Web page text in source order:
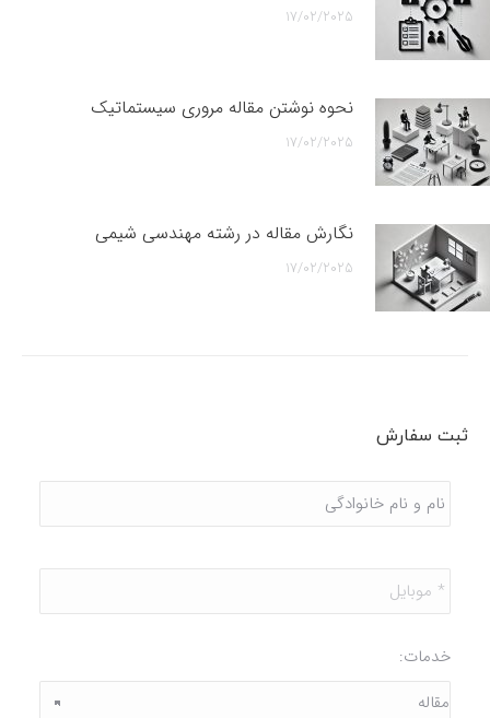
17/02/2025
نحوه نوشتن مقاله مروری سیستماتیک
17/02/2025
نگارش مقاله در رشته مهندسی شیمی
17/02/2025
ثبت سفارش
نام
و
*
موبایل *
خدمات: